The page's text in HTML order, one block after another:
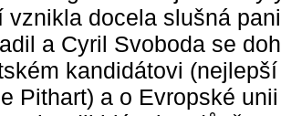
vznikla docela slušná
a Cyril Svoboda se
kandidátovi
Pithart) a o Evropské